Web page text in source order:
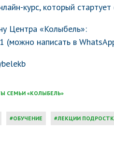
курс, который
Центра «Колыбель»:
(можно написать в
СЕМЬИ «КОЛЫБЕЛЬ»
ОБУЧЕНИЕ ЛЕКЦИИ